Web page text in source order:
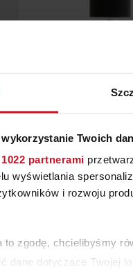
Twoich
partnerami
wyświetlania
i rozwoju
to zgodę, chcielibyśmy
dane dotyczące Twojej
LAMPA
ZAPYTAJ O CENĘ